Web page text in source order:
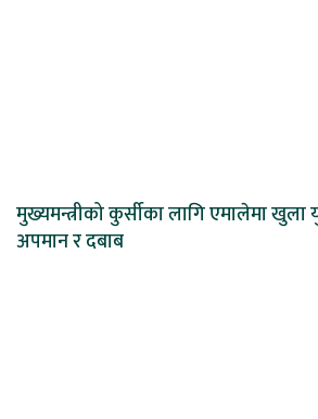
मुख्यमन्त्रीको कुर्सीका लागि एमालेमा
अपमान र दबाब